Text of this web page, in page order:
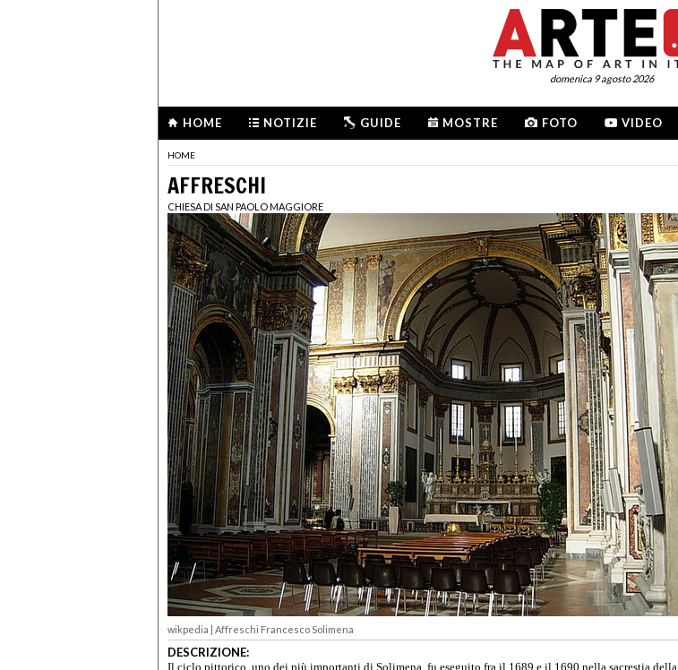
domenica 9 agosto 2026
HOME NOTIZIE GUIDE MOSTRE FOTO VIDEO
HOME
AFFRESCHI
CHIESA DI SAN PAOLO MAGGIORE
wikpedia | Affreschi Francesco Solimena
DESCRIZIONE:
Il ciclo pittorico, uno dei più importanti di Solimena, fu eseguito fra il 1689 e il 1690 nella sacrestia della